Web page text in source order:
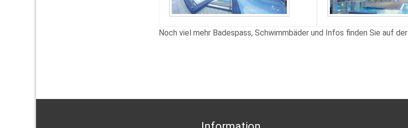
Noch viel mehr Badespass, Schwimmbäder und Infos finden Sie auf der